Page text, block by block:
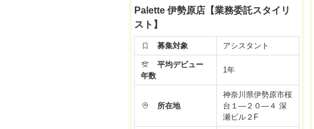
社会保険完備
※新卒・中途ともに
す♪
福利厚生
▼社会保険完備
▼有給休暇
▼資格手当
▼店販手当
▼役職手当
▼技術手当
Palette 伊勢原店【業務委託スタイリ
スト】
募集対象 アシスタント
平均デビュー
年数
1年
所在地
神奈川県伊勢原市桜
台１―２０―４ 深
瀬ビル２F